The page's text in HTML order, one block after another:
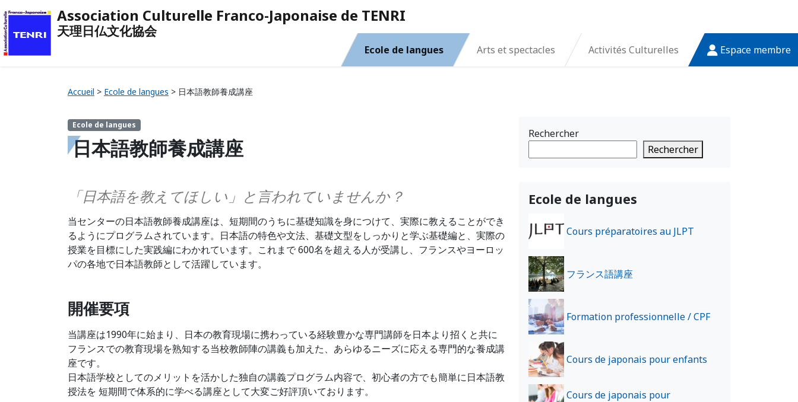
Association Culturelle Franco-Japonaise de TENRI
天理日仏文化協会
Ecole de langues Arts et spectacles Activités Culturelles Espace membre
Accueil > Ecole de langues > 日本語教師養成講座
Ecole de langues
日本語教師養成講座
「日本語を教えてほしい」と言われていませんか？
当センターの日本語教師養成講座は、短期間のうちに基礎知識を身につけて、実際に教えることができ
るようにプログラムされています。日本語の特色や文法、基礎文型をしっかりと学ぶ基礎編と、実際の
授業を目標にした実践編にわかれています。これまで 600名を超える人が受講し、フランスやヨーロッ
パの各地で日本語教師として活躍しています。
開催要項
当講座は1990年に始まり、日本の教育現場に携わっている経験豊かな専門講師を日本より招くと共に
フランスでの教育現場を熟知する当校教師陣の講義も加えた、あらゆるニーズに応える専門的な養成講
座です。
日本語学校としてのメリットを活かした独自の講義プログラム内容で、初心者の方でも簡単に日本語教
授法を 短期間で体系的に学べる講座として大変ご好評頂いております。
Rechercher
Rechercher
Ecole de langues
Cours préparatoires au JLPT
フランス語講座
Formation professionnelle / CPF
Cours de japonais pour enfants
Cours de japonais pour